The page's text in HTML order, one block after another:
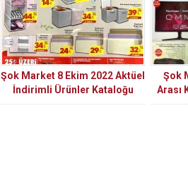
Şok Market 8 Ekim 2022 Aktüel
İndirimli Ürünler Kataloğu
Şok
Arası